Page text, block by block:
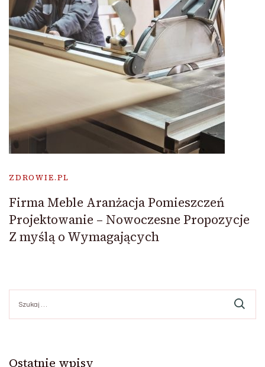
ZDROWIE.PL
Firma Meble Aranżacja Pomieszczeń
Projektowanie – Nowoczesne Propozycje
Z myślą o Wymagających
Ostatnie wpisy